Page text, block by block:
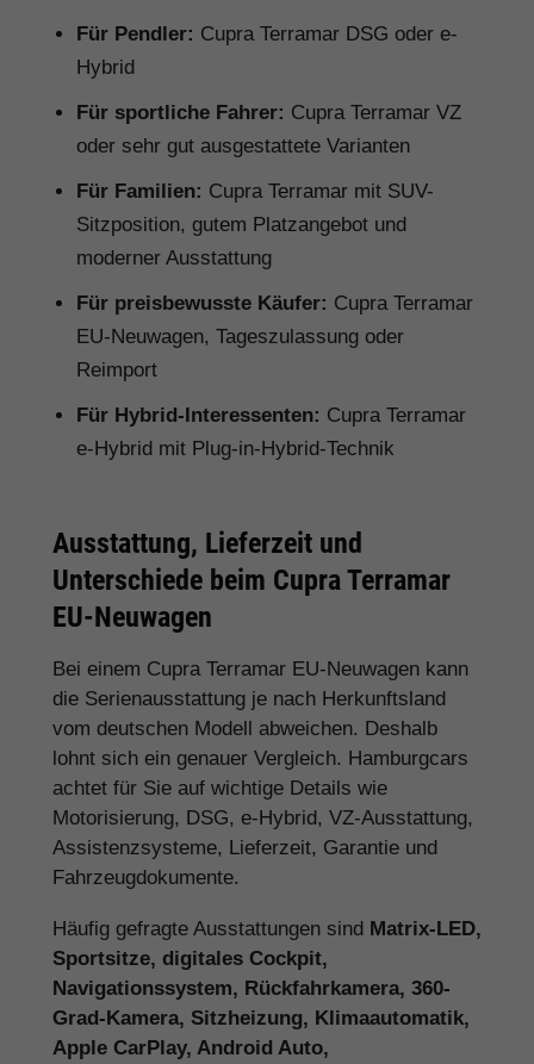
Für Pendler: Cupra Terramar DSG oder e-
Hybrid
Für sportliche Fahrer: Cupra Terramar VZ
oder sehr gut ausgestattete Varianten
Für Familien: Cupra Terramar mit SUV-
Sitzposition, gutem Platzangebot und
moderner Ausstattung
Für preisbewusste Käufer: Cupra Terramar
EU-Neuwagen, Tageszulassung oder
Reimport
Für Hybrid-Interessenten: Cupra Terramar
e-Hybrid mit Plug-in-Hybrid-Technik
Ausstattung, Lieferzeit und
Unterschiede beim Cupra Terramar
EU-Neuwagen
Bei einem Cupra Terramar EU-Neuwagen kann
die Serienausstattung je nach Herkunftsland
vom deutschen Modell abweichen. Deshalb
lohnt sich ein genauer Vergleich. Hamburgcars
achtet für Sie auf wichtige Details wie
Motorisierung, DSG, e-Hybrid, VZ-Ausstattung,
Assistenzsysteme, Lieferzeit, Garantie und
Fahrzeugdokumente.
Häufig gefragte Ausstattungen sind Matrix-LED,
Sportsitze, digitales Cockpit,
Navigationssystem, Rückfahrkamera, 360-
Grad-Kamera, Sitzheizung, Klimaautomatik,
Apple CarPlay, Android Auto,